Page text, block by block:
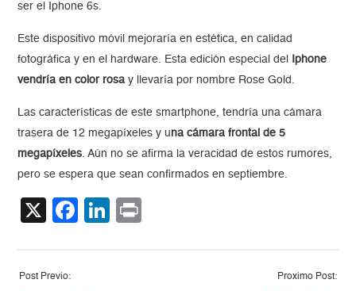
ser el Iphone 6s.
Este dispositivo móvil mejoraría en estética, en calidad
fotográfica y en el hardware. Esta edición especial del
Iphone
vendría en color rosa y llevaría por nombre Rose Gold.
Las características de este smartphone, tendría una cámara
trasera de 12 megapíxeles y una cámara frontal de 5
megapíxeles. Aún no se afirma la veracidad de estos rumores,
pero se espera que sean confirmados en septiembre.
X Facebook
LinkedIn
Post Previo: Proximo Post: